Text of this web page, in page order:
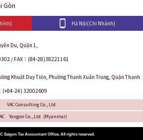
Gòn
Hà Nội(Chi Nhánh)
Du, Quận 1,
/ FAX：(84-28)38221161
Khuất Duy Tiến, Phường Thanh Xuân Trung, Quận Thanh
(+84-24) 32002609
VAC Consulting Co., Ltd.
Yangon Co., Ltd. (Myanmar)
Saigon Tax Accountant Office, All rights reserved.